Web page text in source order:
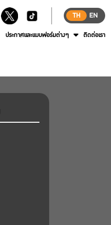
TH
EN
ประกาศและแบบฟอร์มต่างๆ ติดต่อเรา